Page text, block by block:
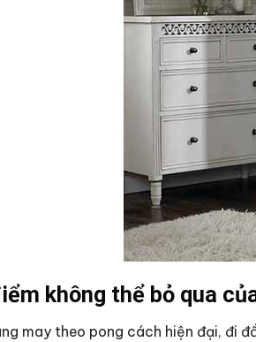
không thể bỏ qua
may theo pong cách hiện đại, đi